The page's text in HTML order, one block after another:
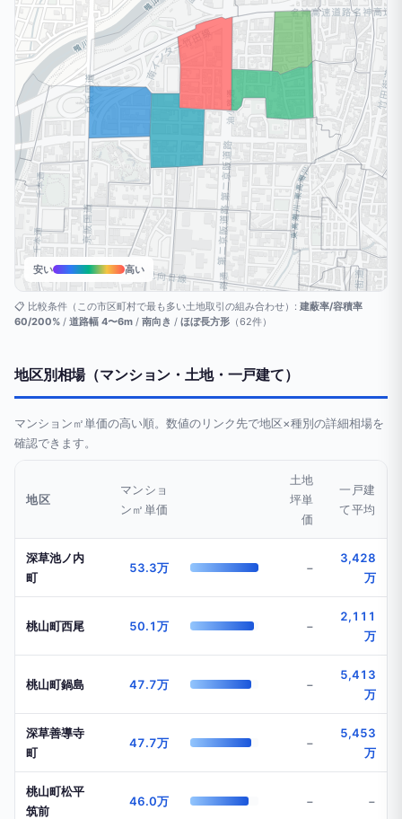
安い 高い
📋 比較条件（この市区町村で最も多い土地取引の組み合わせ）: 建蔽率/容積率
60/200% / 道路幅 4〜6m / 南向き / ほぼ長方形 （62件）
地区別相場（マンション・土地・一戸建て）
マンション㎡単価の高い順。数値のリンク先で地区×種別の詳細相場を
確認できます。
地区
マンショ
ン㎡単価
土地
坪単
価
一戸建
て平均
深草池ノ内
町
53.3万 −
3,428
万
桃山町西尾 50.1万 −
2,111
万
桃山町鍋島 47.7万 −
5,413
万
深草善導寺
町
47.7万 −
5,453
万
桃山町松平
筑前
46.0万 − −